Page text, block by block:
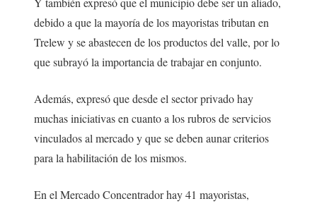
debido a que la mayoría de los mayoristas tributan en
Trelew y se abastecen de los productos del valle, por lo
que subrayó la importancia de trabajar en conjunto.
Además, expresó que desde el sector privado hay
muchas iniciativas en cuanto a los rubros de servicios
vinculados al mercado y que se deben aunar criterios
para la habilitación de los mismos.
En el Mercado Concentrador hay 41 mayoristas,